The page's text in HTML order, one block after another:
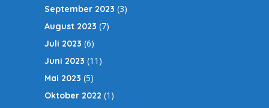
September 2023 (3)
August 2023 (7)
Juli 2023 (6)
Juni 2023 (11)
Mai 2023 (5)
Oktober 2022 (1)